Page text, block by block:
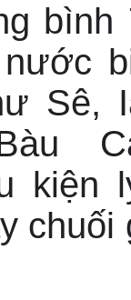
bình
Sê,
kiện
chuối